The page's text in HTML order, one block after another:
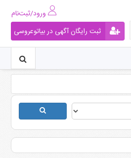
ثبت رایگان آگهی در بیاتوعروسی